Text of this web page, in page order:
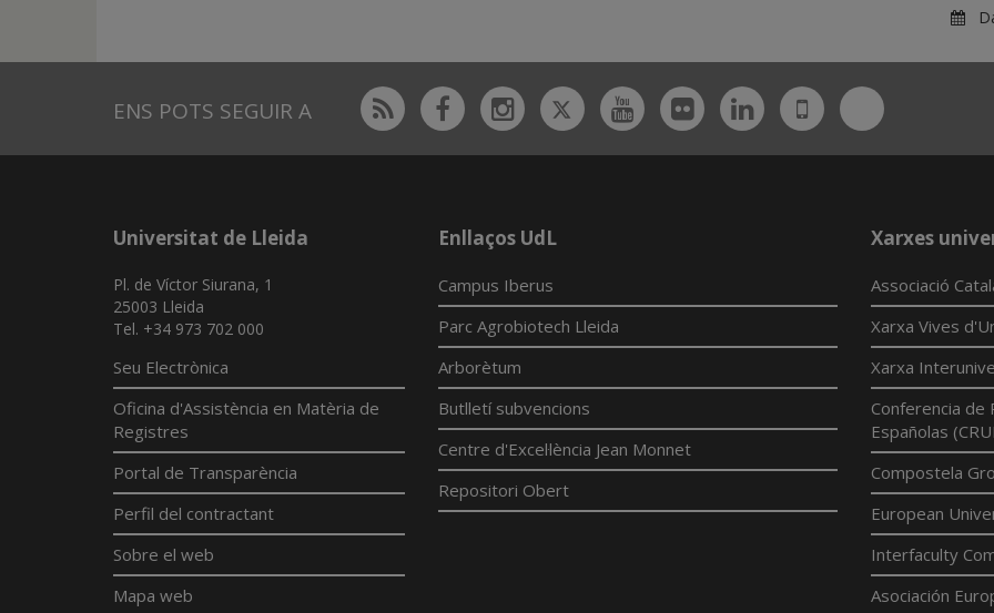
ENS POTS SEGUIR A Rss FacebookInstagram
TwitterYoutubeFlickrLinkedin
UdL
App
Bluesky
Universitat de Lleida
Pl. de Víctor Siurana, 1
25003 Lleida
Tel. +34 973 702 000
Seu Electrònica
Oficina d'Assistència en Matèria de
Registres
Portal de Transparència
Perfil del contractant
Sobre el web
Mapa web
Enllaços UdL
Campus Iberus
Parc Agrobiotech Lleida
Arborètum
Butlletí subvencions
Centre d'Excel·lència Jean Monnet
Repositori Obert
Xarxes
Associació
Xarxa Vives
Xarxa
Conferencia de
Españolas
Compostela
European
Interfaculty
Asociación